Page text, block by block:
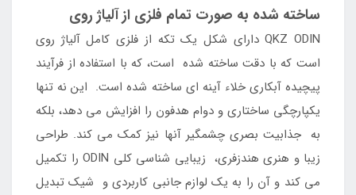
ساخته شده به صورت تمام فلزی از آلیاژ روی
QKZ ODIN دارای شکل یک تکه از فلزی کامل آلیاژ روی
است که با دقت ساخته شده است، که با استفاده از فرآیند
پیچیده آبکاری خلاء آینه ای ساخته شده است. این نه تنها
یکپارچگی ساختاری و دوام هدفون را افزایش می دهد، بلکه
به جذابیت بصری چشمگیر آنها نیز کمک می کند. طراحی
زیبا و هنری هندزفری، زیبایی شناسی کلی ODIN را تکمیل
می کند و آن را به یک لوازم جانبی کاربردی و شیک تبدیل